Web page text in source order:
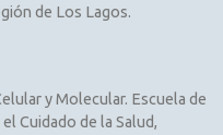
de Los Lagos.
y Molecular. Escuela de
Cuidado de la Salud,